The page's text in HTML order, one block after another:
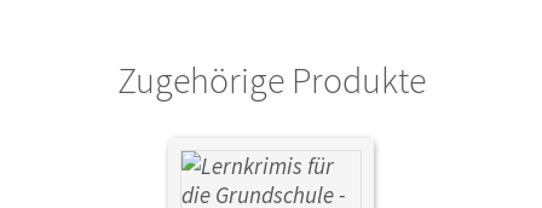
Zugehörige Produkte